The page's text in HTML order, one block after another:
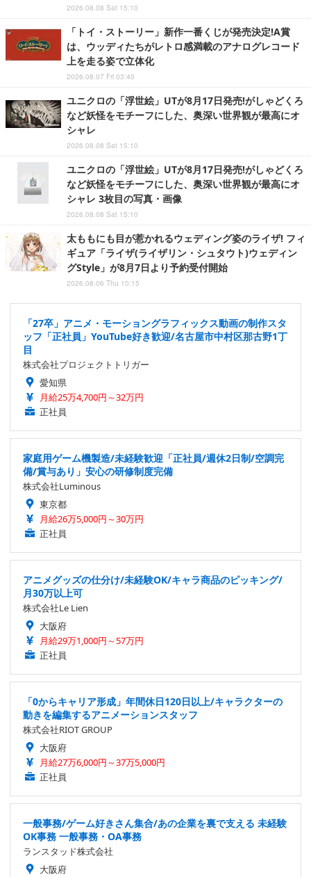
2026.08.08 Sat 15:10
「トイ・ストーリー」新作一番くじが発売決定!A賞
は、ウッディたちがレトロ感満載のアナログレコード
上を走る姿で立体化
2026.08.07 Fri 03:40
ユニクロの「浮世絵」UTが8月17日発売!がしゃどくろ
など妖怪をモチーフにした、奥深い世界観が最高にオ
シャレ
2026.08.08 Sat 15:10
ユニクロの「浮世絵」UTが8月17日発売!がしゃどくろ
など妖怪をモチーフにした、奥深い世界観が最高にオ
シャレ 3枚目の写真・画像
2026.08.08 Sat 15:10
太ももにも目が惹かれるウェディング姿のライザ! フィ
ギュア「ライザ(ライザリン・シュタウト)ウェディン
グStyle」が8月7日より予約受付開始
2026.08.06 Thu 10:15
「27卒」アニメ・モーショングラフィックス動画の制作スタ
ッフ「正社員」YouTube好き歓迎/名古屋市中村区那古野1丁
目
株式会社プロジェクトトリガー
愛知県
月給25万4,700円～32万円
正社員
家庭用ゲーム機製造/未経験歓迎「正社員/週休2日制/空調完
備/賞与あり」安心の研修制度完備
株式会社Luminous
東京都
月給26万5,000円～30万円
正社員
アニメグッズの仕分け/未経験OK/キャラ商品のピッキング/
月30万以上可
株式会社Le Lien
大阪府
月給29万1,000円～57万円
正社員
「0からキャリア形成」年間休日120日以上/キャラクターの
動きを編集するアニメーションスタッフ
株式会社RIOT GROUP
大阪府
月給27万6,000円～37万5,000円
正社員
一般事務/ゲーム好きさん集合/あの企業を裏で支える 未経験
OK事務 一般事務・OA事務
ランスタッド株式会社
大阪府